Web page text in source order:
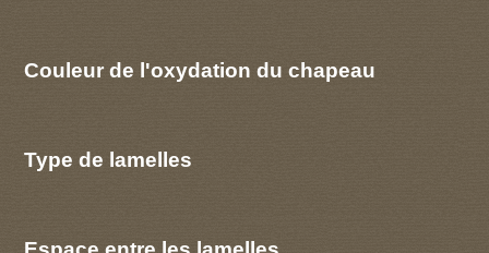
Couleur de l'oxydation du chapeau
Type de lamelles